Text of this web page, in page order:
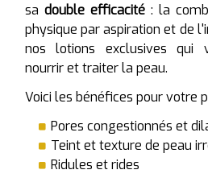
sa double efficacité : la
physique par aspiration et de
nos lotions exclusives qui
nourrir et traiter la peau.
Voici les bénéfices pour votre
Pores congestionnés et
Teint et texture de peau
Ridules et rides